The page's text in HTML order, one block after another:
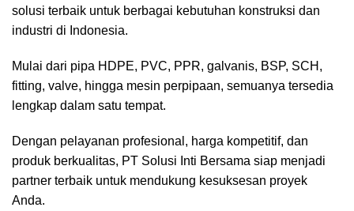
solusi terbaik untuk berbagai kebutuhan konstruksi dan
industri di Indonesia.
Mulai dari pipa HDPE, PVC, PPR, galvanis, BSP, SCH,
fitting, valve, hingga mesin perpipaan, semuanya tersedia
lengkap dalam satu tempat.
Dengan pelayanan profesional, harga kompetitif, dan
produk berkualitas, PT Solusi Inti Bersama siap menjadi
partner terbaik untuk mendukung kesuksesan proyek
Anda.